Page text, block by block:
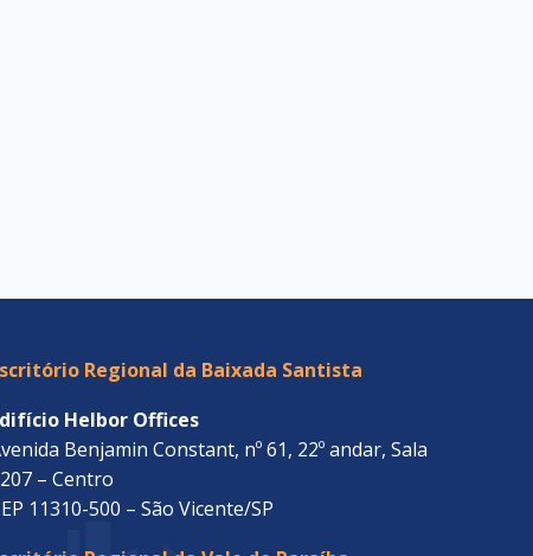
Regional da Baixada Santista
Helbor Offices
Benjamin Constant, nº 61, 22º andar, Sala
– Centro
11310-500 – São Vicente/SP